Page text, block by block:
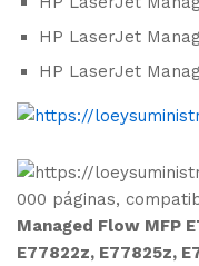
HP LaserJet
HP LaserJet
000 páginas,
Managed Flow MFP
E77822z, E77825z,